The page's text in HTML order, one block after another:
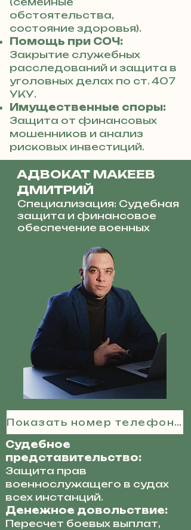
обстоятельства,
состояние здоровья).
Помощь при СОЧ:
Закрытие служебных
расследований и защита в
уголовных делах по ст. 407
УКУ.
Имущественные споры:
Защита от финансовых
мошенников и анализ
рисковых инвестиций.
АДВОКАТ МАКЕЕВ
ДМИТРИЙ
Специализация: Судебная
защита и финансовое
обеспечение военных
Показать номер телефона
Судебное
представительство:
Защита прав
военнослужащего в судах
всех инстанций.
Денежное довольствие:
Пересчет боевых выплат,